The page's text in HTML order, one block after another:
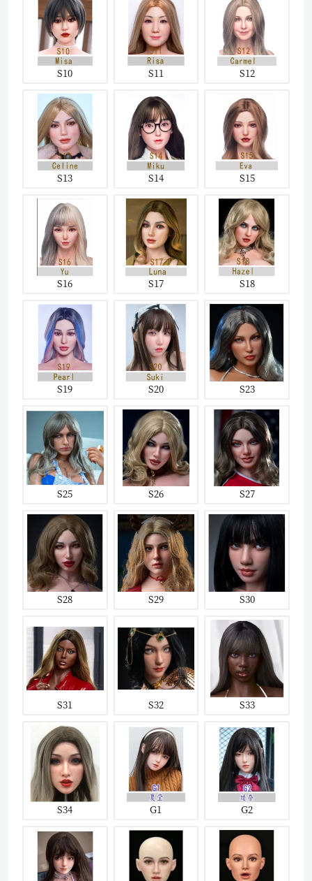
S10 S11 S12
S13 S14 S15
S16 S17 S18
S19 S20 S23
S25 S26 S27
S28 S29 S30
S31 S32 S33
S34 G1 G2